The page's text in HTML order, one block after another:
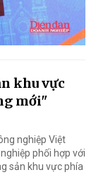
khu vực
mới"
nghiệp Việt
phối hợp với
sản khu vực phía